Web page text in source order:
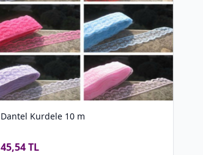
Dantel Kurdele 10 m
45,54 TL